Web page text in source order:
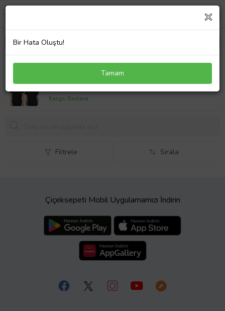
Kurumsal Firmalara Özel Baskılı Tişört -
Özelleştirilebilir 5'li Tişört Seti - Polo Yaka (Siyah)
3599,90 TL
Kargo Bedava
Filtrele Sırala
Çiçeksepeti Mobil Uygulamamızı İndirin
Bir Hata Oluştu!
Tamam